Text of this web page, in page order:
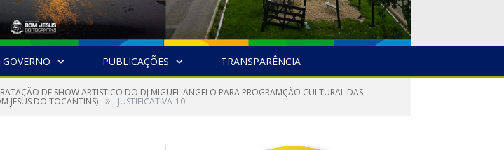
PUBLICAÇÕES TRANSPARÊNCIA
DE SHOW ARTISTICO DO DJ MIGUEL ANGELO PARA PROGRAMÇÃO CULTURAL DAS
JESUS DO TOCANTINS) » JUSTIFICATIVA-10